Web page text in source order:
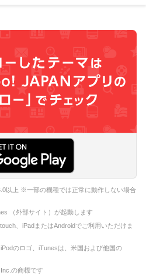
以上 ※一部の機種では正常に動作しない場合
（外部サイト）が起動します
、iPadまたはAndroidでご利用いただけま
のロゴ、iTunesは、米国および他国の
の商標です